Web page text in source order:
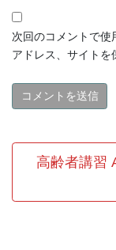
次回のコメントで
アドレス、サイトを
高齢者講習